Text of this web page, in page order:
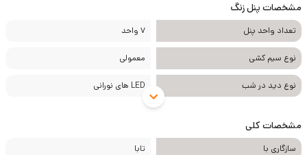
مشخصات پنل زنگ
تعداد واحد پنل 7 واحد
نوع سیم کشی معمولی
نوع دید در شب LED های نورانی
مشخصات کلی
سازگاری با تابا